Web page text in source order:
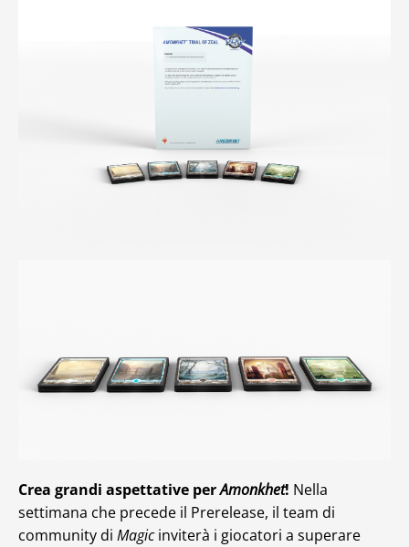
Crea grandi aspettative perAmonkhet! Nella
settimana che precede il Prerelease, il team di
community di Magicinviterà i giocatori a superare